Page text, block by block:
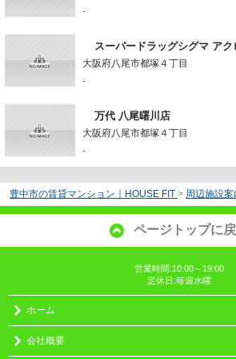
-
スーパードラッグシグマ ア
大阪府八尾市都塚４丁目
-
万代 八尾曙川店
大阪府八尾市都塚４丁目
-
豊中市の賃貸マンション｜HOUSE FIT > 周辺施設案
ページトップに
営業時間:10:00～19:00
定休日:毎週水曜
ホーム
会社概要